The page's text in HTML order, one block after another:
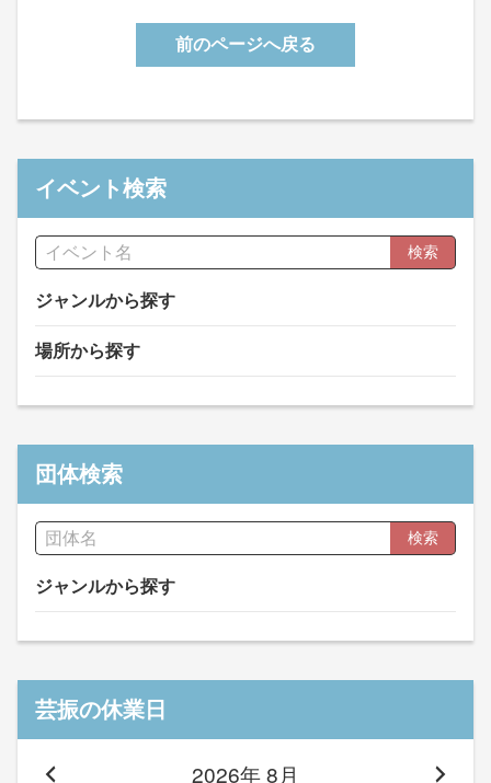
前のページへ戻る
イベント検索
検索
ジャンルから探す
場所から探す
団体検索
検索
ジャンルから探す
芸振の休業日
2026年 8月